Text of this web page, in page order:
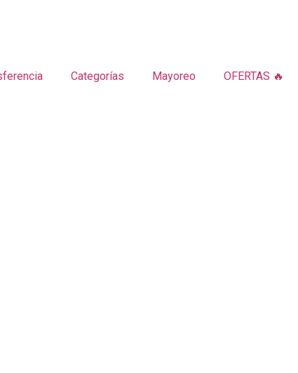
Categorías Mayoreo OFERTAS 🔥